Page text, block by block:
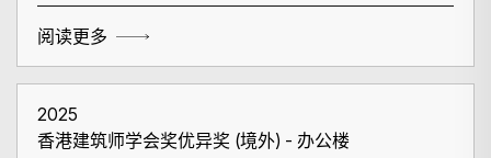
阅读更多
2025
香港建筑师学会奖优异奖 (境外) - 办公楼